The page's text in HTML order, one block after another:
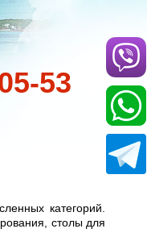
53
категорий.
столы для